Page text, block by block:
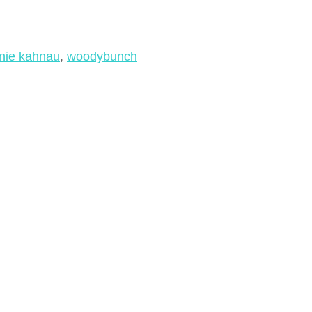
kahnau, woodybunch